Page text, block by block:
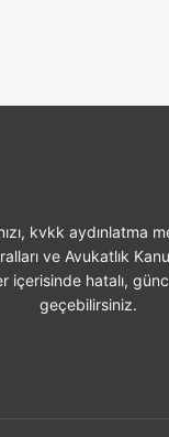
kvkk aydınlatma
ve Avukatlık
içerisinde hatalı,
geçebilirsiniz.